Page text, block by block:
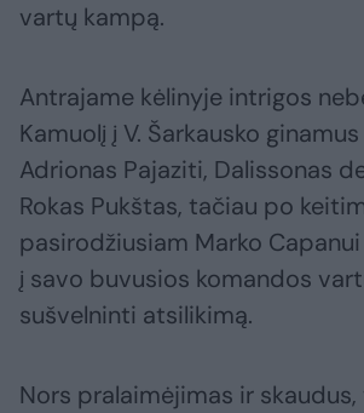
vartų kampą.
Antrajame kėlinyje intrigos
Kamuolį į V. Šarkausko
Adrionas Pajaziti, Dalissonas
Rokas Pukštas, tačiau po
pasirodžiusiam Marko
į savo buvusios komandos
sušvelninti atsilikimą.
Nors pralaimėjimas ir